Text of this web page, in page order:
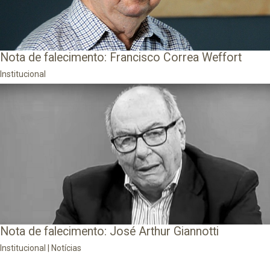
Nota de falecimento: Francisco Correa Weffort
Institucional
Nota de falecimento: José Arthur Giannotti
Institucional Notícias